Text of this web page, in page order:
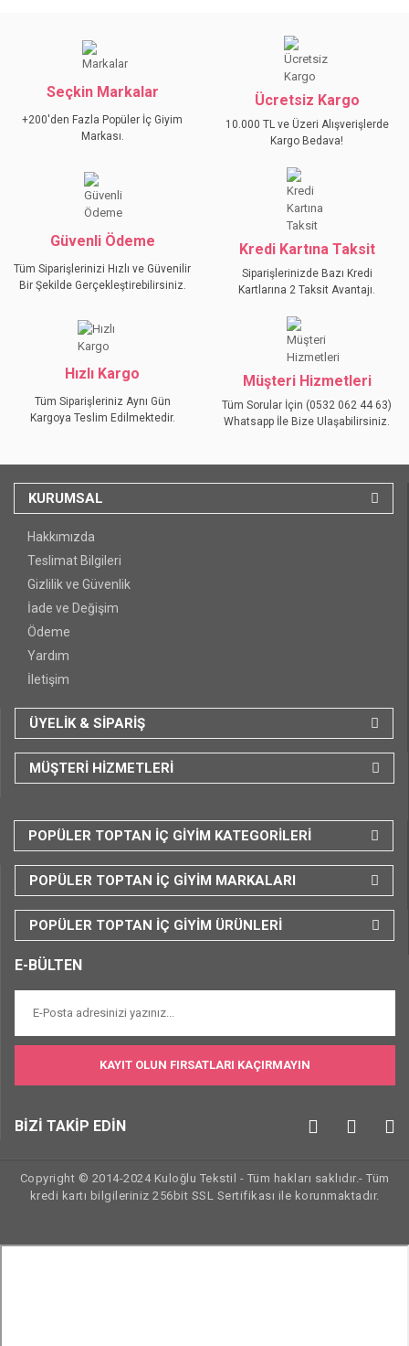
kullanarak tarafımıza iletebilirsiniz.
Görüş ve önerileriniz için teşekkür ederiz.
Ürün açıklamasında eksik bilgiler bulunuyor.
Ürün fiyatı diğer sitelerden daha pahalı.
Bu ürüne benzer farklı alternatifler olmalı.
Seçkin Markalar
+200'den Fazla Popüler İç Giyim
Markası.
Ücretsiz Kargo
10.000 TL ve Üzeri Alışverişlerde
Kargo Bedava!
Güvenli Ödeme
Tüm Siparişlerinizi Hızlı ve Güvenilir
Bir Şekilde Gerçekleştirebilirsiniz.
Kredi Kartına Taksit
Siparişlerinizde Bazı Kredi
Kartlarına 2 Taksit Avantajı.
Hızlı Kargo
Tüm Siparişleriniz Aynı Gün
Kargoya Teslim Edilmektedir.
Müşteri Hizmetleri
Tüm Sorular İçin (0532 062 44 63)
Whatsapp İle Bize Ulaşabilirsiniz.
KURUMSAL
Hakkımızda
Teslimat Bilgileri
Gizlilik ve Güvenlik
İade ve Değişim
Ödeme
Yardım
İletişim
ÜYELİK & SİPARİŞ
MÜŞTERİ HİZMETLERİ
POPÜLER TOPTAN İÇ GİYİM KATEGORİLERİ
POPÜLER TOPTAN İÇ GİYİM MARKALARI
POPÜLER TOPTAN İÇ GİYİM ÜRÜNLERİ
E-BÜLTEN
KAYIT OLUN FIRSATLARI KAÇIRMAYIN
BİZİ TAKİP EDİN
Copyright © 2014-2024 Kuloğlu Tekstil - Tüm hakları saklıdır.- Tüm
kredi kartı bilgileriniz 256bit SSL Sertifikası ile korunmaktadır.